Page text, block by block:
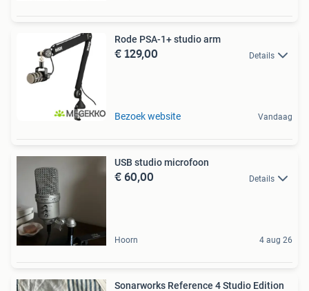
Rode PSA-1+ studio arm
€ 129,00 Details
Bezoek website Vandaag
USB studio microfoon
€ 60,00 Details
Hoorn 4 aug 26
Sonarworks Reference 4 Studio Edition